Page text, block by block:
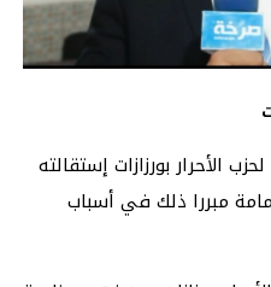
الأحرار بورزازات إستقالته
مبررا ذلك في أسباب